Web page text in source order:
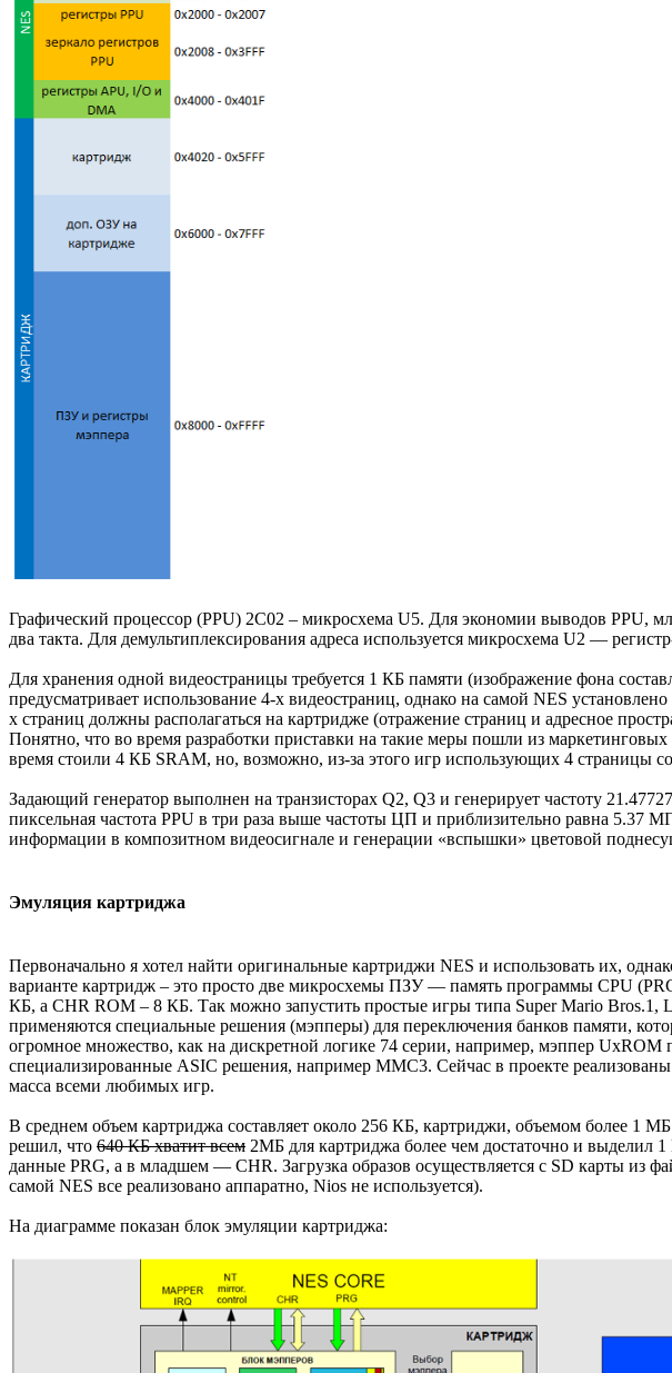
Графический процессор (PPU) 2C02 – микросхема U5. Для экономии выводов PPU,
два такта. Для демультиплексирования адреса используется микросхема U2 —
Для хранения одной видеостраницы требуется 1 КБ памяти (изображение фона
предусматривает использование 4-х видеостраниц, однако на самой NES
х страниц должны располагаться на картридже (отражение страниц и адресное
Понятно, что во время разработки приставки на такие меры пошли из
время стоили 4 КБ SRAM, но, возможно, из-за этого игр использующих 4 страницы
Задающий генератор выполнен на транзисторах Q2, Q3 и генерирует частоту
пиксельная частота PPU в три раза выше частоты ЦП и приблизительно равна 5.37
информации в композитном видеосигнале и генерации «вспышки» цветовой
Эмуляция картриджа
Первоначально я хотел найти оригинальные картриджи NES и использовать их,
варианте картридж – это просто две микросхемы ПЗУ — память программы CPU
КБ, а CHR ROM – 8 КБ. Так можно запустить простые игры типа Super Mario Bros.1,
применяются специальные решения (мэпперы) для переключения банков памяти,
огромное множество, как на дискретной логике 74 серии, например, мэппер
специализированные ASIC решения, например MMC3. Сейчас в проекте
масса всеми любимых игр.
В среднем объем картриджа составляет около 256 КБ, картриджи, объемом более
решил, что 640 КБ хватит всем 2МБ для картриджа более чем достаточно и выделил
данные PRG, а в младшем — CHR. Загрузка образов осуществляется с SD карты из
самой NES все реализовано аппаратно, Nios не используется).
На диаграмме показан блок эмуляции картриджа: